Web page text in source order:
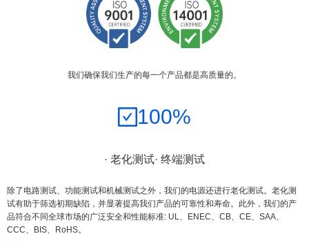
我们确保我们生产的每一个产品都是高质量的。
100%
· 老化测试· 终端测试
除了电路测试、功能测试和机械测试之外，我们的电源还进行老化测试。老化测
试有助于筛选初期缺陷，并显著提高我们产品的可靠性和寿命。此外，我们的产
品符合不同全球市场的广泛安全和性能标准: UL、ENEC、CB、CE、SAA、
CCC、BIS、RoHS。